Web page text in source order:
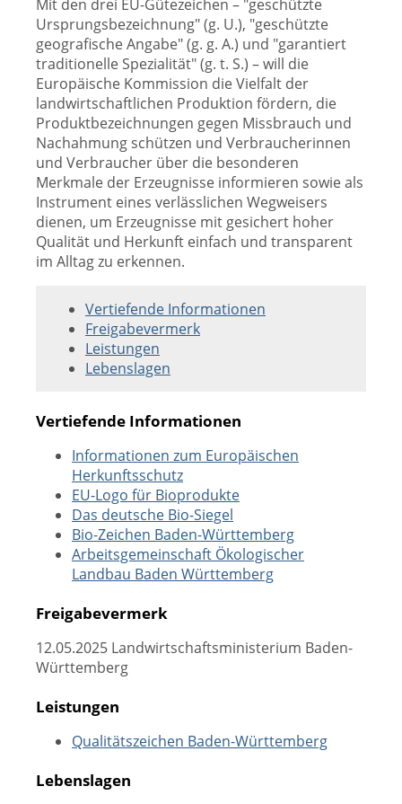
Mit den drei EU-Gütezeichen – "geschützte
Ursprungsbezeichnung" (g. U.), "geschützte
geografische Angabe" (g. g. A.) und "garantiert
traditionelle Spezialität" (g. t. S.) – will die
Europäische Kommission die Vielfalt der
landwirtschaftlichen Produktion fördern, die
Produktbezeichnungen gegen Missbrauch und
Nachahmung schützen und Verbraucherinnen
und Verbraucher über die besonderen
Merkmale der Erzeugnisse informieren sowie als
Instrument eines verlässlichen Wegweisers
dienen, um Erzeugnisse mit gesichert hoher
Qualität und Herkunft einfach und transparent
im Alltag zu erkennen.
Vertiefende Informationen
Freigabevermerk
Leistungen
Lebenslagen
Vertiefende Informationen
Informationen zum Europäischen
Herkunftsschutz
EU-Logo für Bioprodukte
Das deutsche Bio-Siegel
Bio-Zeichen Baden-Württemberg
Arbeitsgemeinschaft Ökologischer
Landbau Baden Württemberg
Freigabevermerk
12.05.2025 Landwirtschaftsministerium Baden-
Württemberg
Leistungen
Qualitätszeichen Baden-Württemberg
Lebenslagen